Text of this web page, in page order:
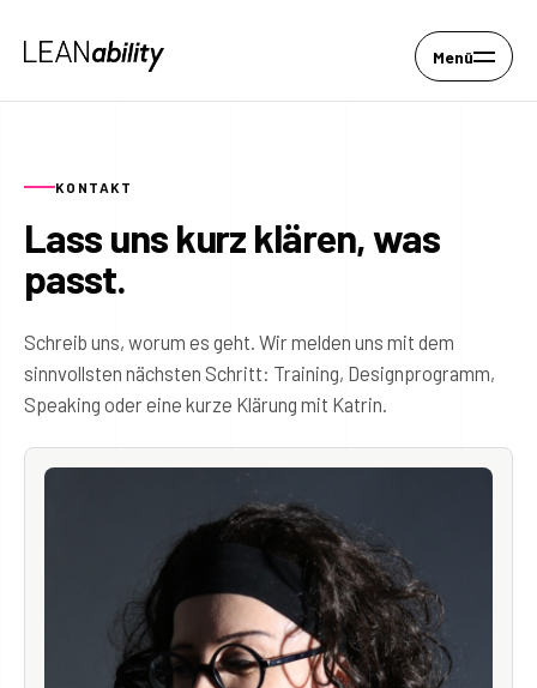
Menü
KONTAKT
Lass uns kurz klären, was
passt.
Schreib uns, worum es geht. Wir melden uns mit dem
sinnvollsten nächsten Schritt: Training, Designprogramm,
Speaking oder eine kurze Klärung mit Katrin.